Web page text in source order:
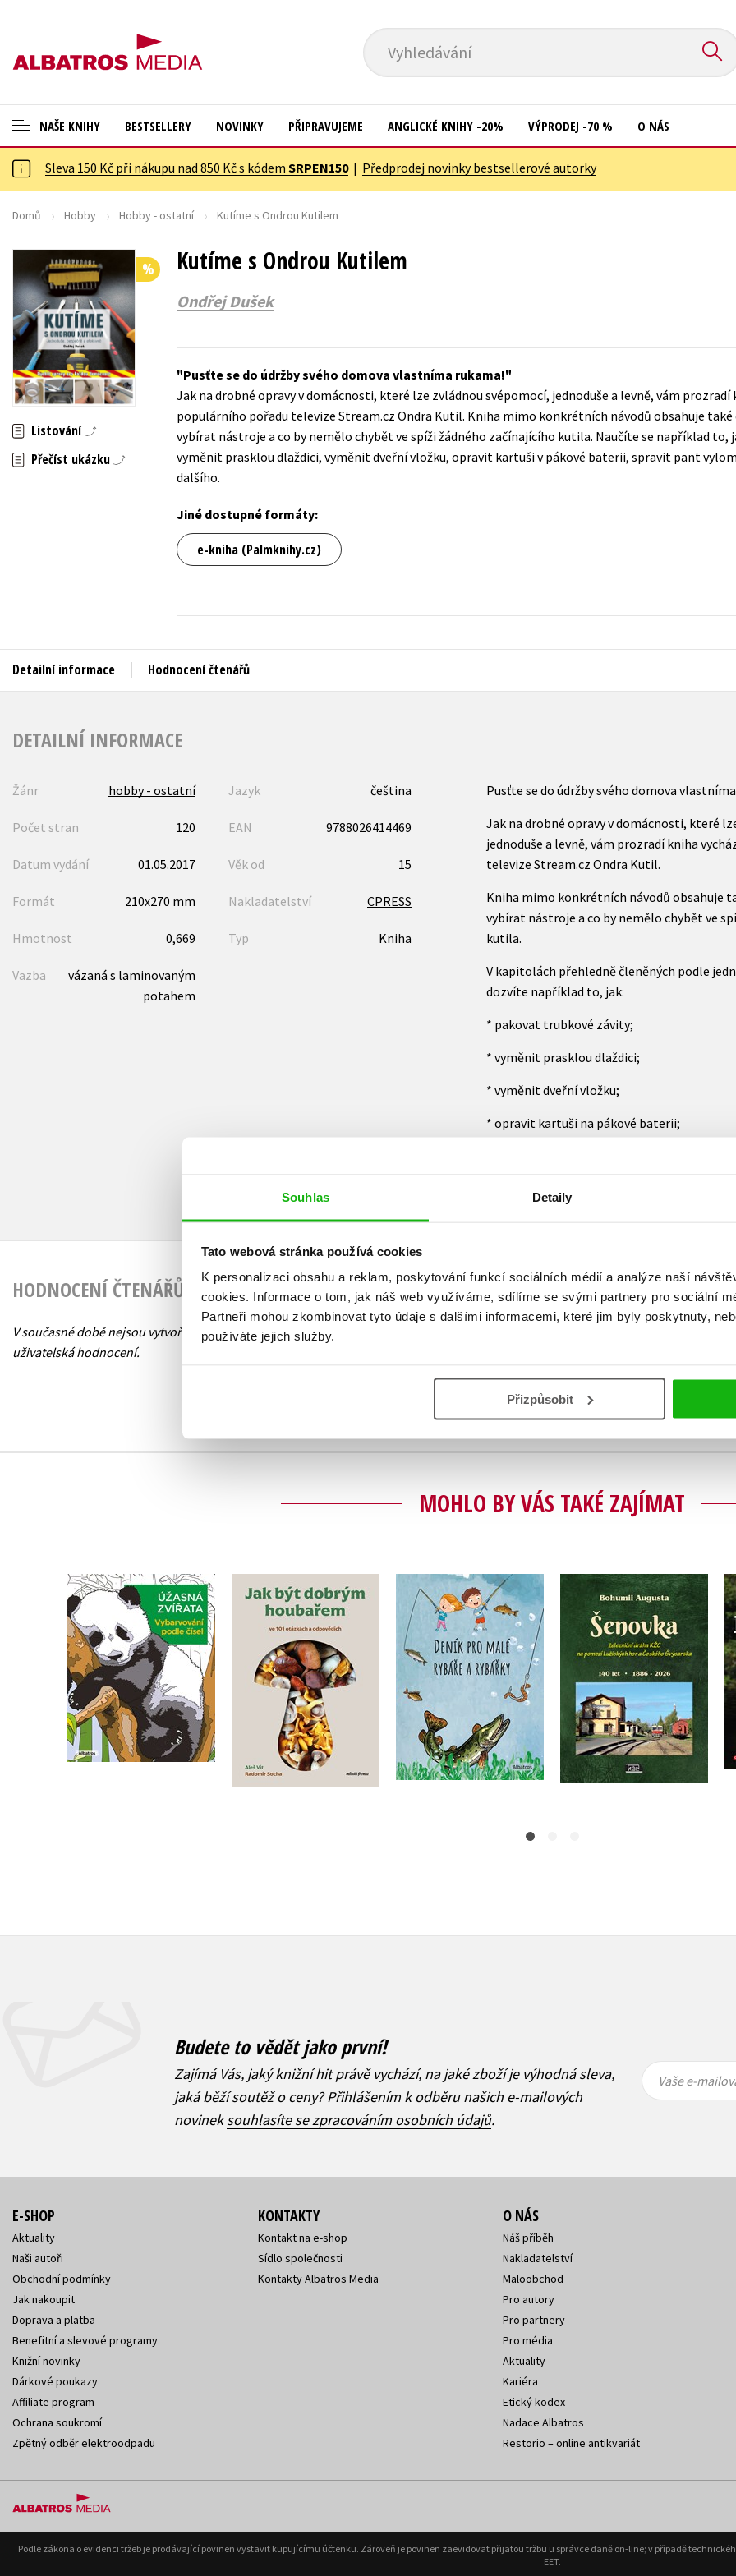
Souhlas Detaily
Tato webová stránka používá cookies
K personalizaci obsahu a reklam, poskytování funkcí sociálních médií a analýze naší
cookies. Informace o tom, jak náš web využíváme, sdílíme se svými partnery pro sociální
Partneři mohou zkombinovat tyto údaje s dalšími informacemi, které jim byly poskytnuty,
používáte jejich služby.
Přizpůsobit
Vyhledávání
NAŠE KNIHY
ANGLICKÉ KNIHY -20 %
VÝPRODEJ -70 %
ASTERIX S DÁRKEM
🎁DÁRKOVÉ PUBLIKACE
✉️ DÁRKOVÉ POUKAZY
Auto - moto
Beletrie pro děti
Beletrie pro dospělé
Byznys a ekonomie
Cestování
Dárkové publikace
Digitální fotografie
Esoterika a duchovní svět
Jazyky
Kalendáře
Kariéra a osobní rozvoj
Populárně - naučná pro dospělé
Populárně - naučné pro děti
Předškoláci
Příroda a zahrada
Young adult (SK)
Zahraniční literatura
Zdraví a životní styl
BESTSELLERY NOVINKY PŘIPRAVUJEME ANGLICKÉ KNIHY -20% VÝPRODEJ -70 % O NÁS
Sleva 150 Kč při nákupu nad 850 Kč s kódem SRPEN150| Předprodej novinky bestsellerové autorky
Domů Hobby Hobby - ostatní Kutíme s Ondrou Kutilem
Kutíme s Ondrou Kutilem
Ondřej Dušek
%
Listování
Přečíst ukázku
Pusťte se do údržby svého domova vlastníma rukama!
Jak na drobné opravy v domácnosti, které lze zvládnou svépomocí, jednoduše a levně, vám prozradí
populárního pořadu televize Stream.cz Ondra Kutil. Kniha mimo konkrétních návodů obsahuje také
vybírat nástroje a co by nemělo chybět ve spíži žádného začínajícího kutila. Naučíte se například to,
vyměnit prasklou dlaždici, vyměnit dveřní vložku, opravit kartuši v pákové baterii, spravit pant
dalšího.
Jiné dostupné formáty:
e-kniha (Palmknihy.cz)
Detailní informace Hodnocení čtenářů
DETAILNÍ INFORMACE
Žánr hobby - ostatní Jazyk čeština
Počet stran 120 EAN 9788026414469
Datum vydání 01.05.2017 Věk od 15
Formát 210x270 mm Nakladatelství CPRESS
Hmotnost 0,669 Typ Kniha
Vazba
vázaná s laminovaným
potahem
Pusťte se do údržby svého domova
Jak na drobné opravy v domácnosti, které
jednoduše a levně, vám prozradí kniha
televize Stream.cz Ondra Kutil.
Kniha mimo konkrétních návodů obsahuje
vybírat nástroje a co by nemělo chybět ve
kutila.
V kapitolách přehledně členěných podle
dozvíte například to, jak:
* pakovat trubkové závity;
* vyměnit prasklou dlaždici;
* vyměnit dveřní vložku;
* opravit kartuši na pákové baterii;
HODNOCENÍ ČTENÁŘŮ
V současné době nejsou vytvořena žádná
uživatelská hodnocení.
MOHLO BY VÁS TAKÉ ZAJÍMAT
Vybarvování podle
čísel: Úžasná zvířata
Kolektiv
Do košíku
Jak být dobrým
houbařem
Radomír Socha
,
Aleš Vít
Do košíku
449 Kč
359 Kč
Deník pro malé rybáře
a rybářky
Michaela Hrušková
Do košíku
329 Kč
263 Kč
Šenovka
Bohumil Augusta
Do košíku
640 Kč
Budete to vědět jako první!
Zajímá Vás, jaký knižní hit právě vychází, na jaké zboží je výhodná sleva,
jaká běží soutěž o ceny? Přihlášením k odběru našich e-mailových
novineksouhlasíte se zpracováním osobních údajů.
mailová
mailová
Vaše e-
E-SHOP
Aktuality
Naši autoři
Obchodní podmínky
Jak nakoupit
Doprava a platba
Benefitní a slevové programy
Knižní novinky
Dárkové poukazy
Affiliate program
Ochrana soukromí
Zpětný odběr elektroodpadu
KONTAKTY
Kontakt na e-shop
Sídlo společnosti
Kontakty Albatros Media
O NÁS
Náš příběh
Nakladatelství
Maloobchod
Pro autory
Pro partnery
Pro média
Aktuality
Kariéra
Etický kodex
Nadace Albatros
Restorio – online antikvariát
Podle zákona o evidenci tržeb je prodávající povinen vystavit kupujícímu účtenku. Zároveň je povinen zaevidovat přijatou tržbu u správce daně on-line; v případě
EET.